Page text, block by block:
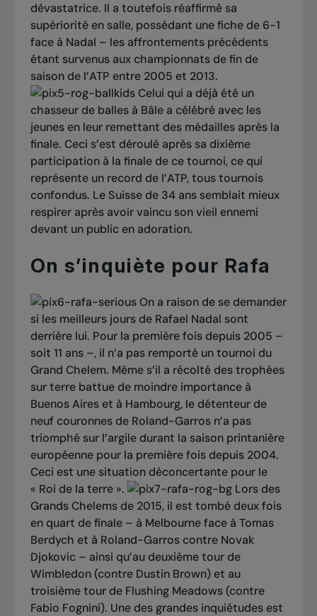
dévastatrice. Il a toutefois réaffirmé sa
supériorité en salle, possédant une fiche de 6-1
face à Nadal – les affrontements précédents
étant survenus aux championnats de fin de
saison de l’ATP entre 2005 et 2013.
Celui qui a déjà été un
chasseur de balles à Bâle a célébré avec les
jeunes en leur remettant des médailles après la
finale. Ceci s’est déroulé après sa dixième
participation à la finale de ce tournoi, ce qui
représente un record de l’ATP, tous tournois
confondus. Le Suisse de 34 ans semblait mieux
respirer après avoir vaincu son vieil ennemi
devant un public en adoration.
On s’inquiète pour Rafa
On a raison de se demander
si les meilleurs jours de Rafael Nadal sont
derrière lui. Pour la première fois depuis 2005 –
soit 11 ans –, il n’a pas remporté un tournoi du
Grand Chelem. Même s’il a récolté des trophées
sur terre battue de moindre importance à
Buenos Aires et à Hambourg, le détenteur de
neuf couronnes de Roland-Garros n’a pas
triomphé sur l’argile durant la saison printanière
européenne pour la première fois depuis 2004.
Ceci est une situation déconcertante pour le
« Roi de la terre ».
Lors des
Grands Chelems de 2015, il est tombé deux fois
en quart de finale – à Melbourne face à Tomas
Berdych et à Roland-Garros contre Novak
Djokovic – ainsi qu’au deuxième tour de
Wimbledon (contre Dustin Brown) et au
troisième tour de Flushing Meadows (contre
Fabio Fognini). Une des grandes inquiétudes est